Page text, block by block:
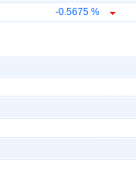
-0.5675 %